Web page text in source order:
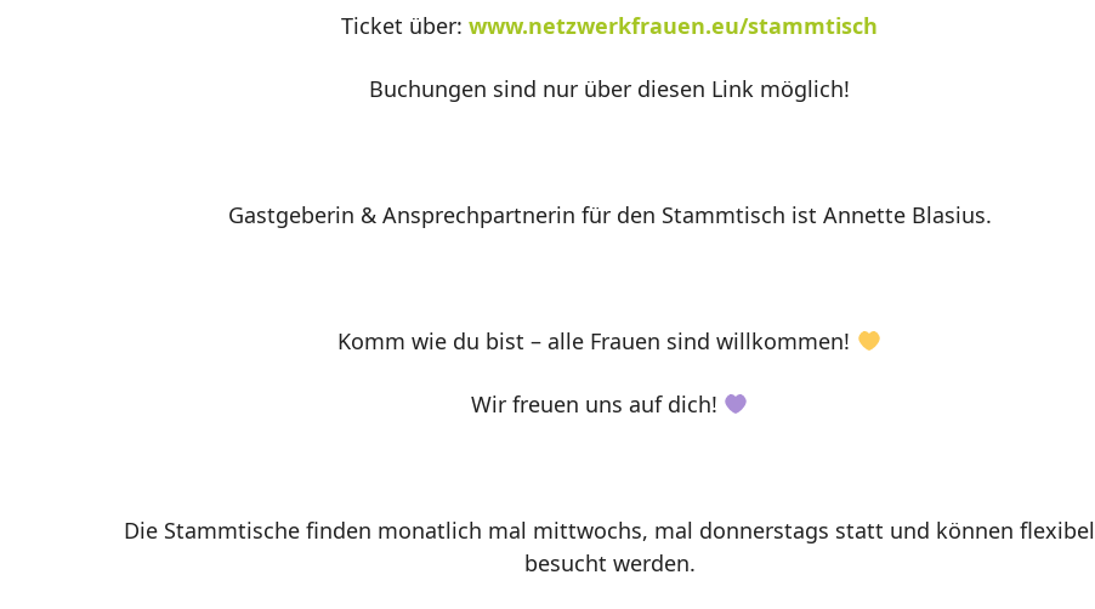
Ticket über: www.netzwerkfrauen.eu/stammtisch
Buchungen sind nur über diesen Link möglich!
Gastgeberin & Ansprechpartnerin für den Stammtisch ist Annette Blasius.
Komm wie du bist – alle Frauen sind willkommen!
Wir freuen uns auf dich!
Die Stammtische finden monatlich mal mittwochs, mal donnerstags statt und können flexibel
besucht werden.